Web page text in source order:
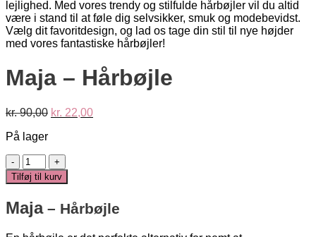
Maja – Hårbøjle
kr.90,00 Den
kr. 90,00.
kr. 22,00Den
På lager
Maja
-
Hårbøjle
Tilføj til kurv
Maja– Hårbøjle